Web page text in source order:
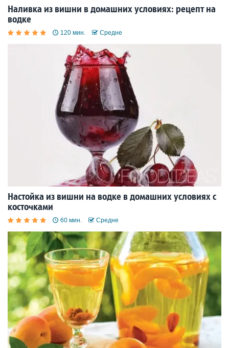
Наливка из вишни в домашних условиях: рецепт на
водке
120 мин. Средне
Настойка из вишни на водке в домашних условиях с
косточками
60 мин. Средне